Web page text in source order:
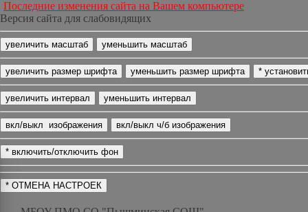
Последние изменения сайта на Вашем компьютере
Версия сайта для слабовидящих